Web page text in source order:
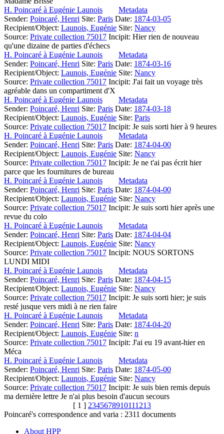
H. Poincaré à Eugénie Launois
Metadata
Sender: Poincaré, Henri Site: Paris Date: 1874-03-05
Recipient/Object: Launois, Eugénie Site: Nancy
Source: Private collection 75017 Incipit: Hier rien de nouveau
qu'une dizaine de parties d'échecs
H. Poincaré à Eugénie Launois
Metadata
Sender: Poincaré, Henri Site: Paris Date: 1874-03-16
Recipient/Object: Launois, Eugénie Site: Nancy
Source: Private collection 75017 Incipit: J'ai fait un voyage très
agréable dans un compartiment d'X
H. Poincaré à Eugénie Launois
Metadata
Sender: Poincaré, Henri Site: Paris Date: 1874-03-18
Recipient/Object: Launois, Eugénie Site: Paris
Source: Private collection 75017 Incipit: Je suis sorti hier à 9 heures
H. Poincaré à Eugénie Launois
Metadata
Sender: Poincaré, Henri Site: Paris Date: 1874-04-00
Recipient/Object: Launois, Eugénie Site: Nancy
Source: Private collection 75017 Incipit: Je ne t'ai pas écrit hier
parce que les fournitures de bureau
H. Poincaré à Eugénie Launois
Metadata
Sender: Poincaré, Henri Site: Paris Date: 1874-04-00
Recipient/Object: Launois, Eugénie Site: Nancy
Source: Private collection 75017 Incipit: Je suis sorti hier après une
revue du colo
H. Poincaré à Eugénie Launois
Metadata
Sender: Poincaré, Henri Site: Paris Date: 1874-04-04
Recipient/Object: Launois, Eugénie Site: Nancy
Source: Private collection 75017 Incipit: NOUS SORTONS
LUNDI MIDI
H. Poincaré à Eugénie Launois
Metadata
Sender: Poincaré, Henri Site: Paris Date: 1874-04-15
Recipient/Object: Launois, Eugénie Site: Nancy
Source: Private collection 75017 Incipit: Je suis sorti hier; je suis
resté jusque vers midi à ne rien faire
H. Poincaré à Eugénie Launois
Metadata
Sender: Poincaré, Henri Site: Paris Date: 1874-04-20
Recipient/Object: Launois, Eugénie Site: n
Source: Private collection 75017 Incipit: J'ai eu 19 avant-hier en
Méca
H. Poincaré à Eugénie Launois
Metadata
Sender: Poincaré, Henri Site: Paris Date: 1874-05-00
Recipient/Object: Launois, Eugénie Site: Nancy
Source: Private collection 75017 Incipit: Je suis bien remis depuis
ma dernière lettre Je n'ai plus besoin d'aucun secours
[ 1 ] 2345678910111213
Poincaré's correspondence and varia : 2311 documents
About HPP